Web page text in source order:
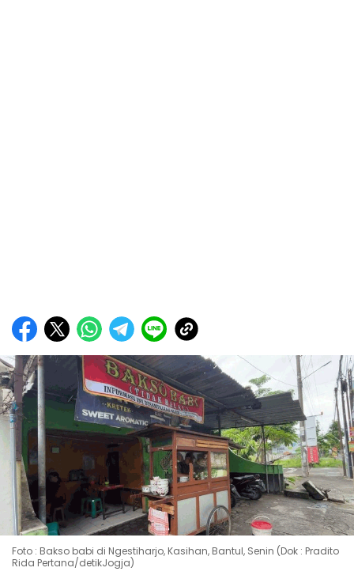
Foto : Bakso babi di Ngestiharjo, Kasihan, Bantul, Senin (Dok : Pradito
Rida Pertana/detikJogja)